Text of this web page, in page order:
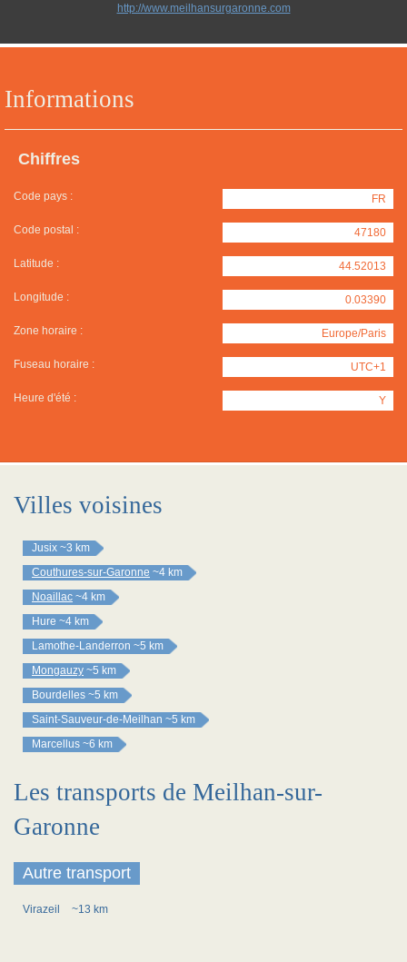
Informations
Chiffres
Code pays : FR
Code postal : 47180
Latitude : 44.52013
Longitude : 0.03390
Zone horaire : Europe/Paris
Fuseau horaire : UTC+1
Heure d'été : Y
http://www.meilhansurgaronne.com
Villes voisines
Jusix ~3 km
Couthures-sur-Garonne ~4 km
Noaillac ~4 km
Hure ~4 km
Lamothe-Landerron ~5 km
Mongauzy ~5 km
Bourdelles ~5 km
Saint-Sauveur-de-Meilhan ~5 km
Marcellus ~6 km
Les transports de Meilhan-sur-
Garonne
Autre transport
Virazeil ~13 km